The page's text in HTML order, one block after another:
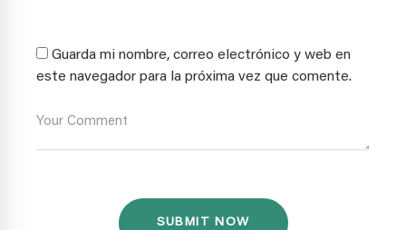
Guarda mi nombre, correo electrónico y web en
este navegador para la próxima vez que comente.